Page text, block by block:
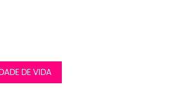
DE VIDA